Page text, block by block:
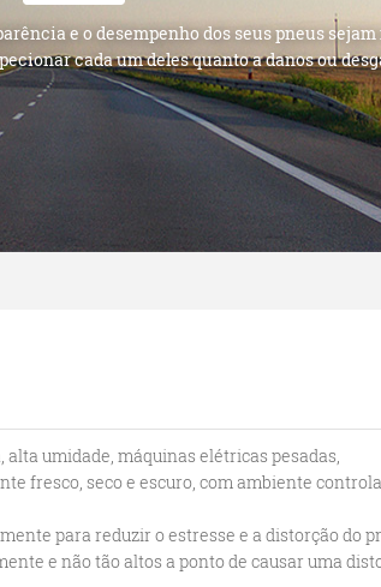
e o desempenho dos seus pneus
cada um deles quanto a danos ou
umidade, máquinas elétricas pesadas,
fresco, seco e escuro, com ambiente
para reduzir o estresse e a distorção do
e não tão altos a ponto de causar uma